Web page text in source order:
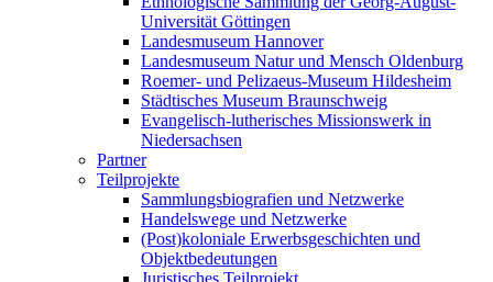
Universität Göttingen
Landesmuseum Hannover
Landesmuseum Natur und Mensch Oldenburg
Roemer- und Pelizaeus-Museum Hildesheim
Städtisches Museum Braunschweig
Evangelisch-lutherisches Missionswerk in
Niedersachsen
Partner
Teilprojekte
Sammlungsbiografien und Netzwerke
Handelswege und Netzwerke
(Post)koloniale Erwerbsgeschichten und
Objektbedeutungen
Juristisches Teilprojekt